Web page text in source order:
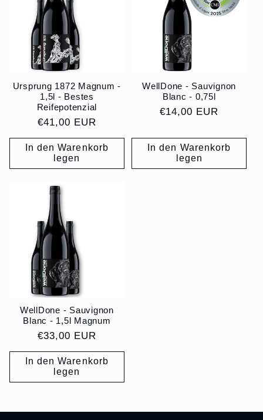
Ursprung 1872 Magnum -
1,5l - Bestes
Reifepotenzial
Normaler
Preis
€41,00 EUR
In den Warenkorb
legen
WellDone - Sauvignon
Blanc - 0,75l
Normaler
€14,00 EUR
In den Warenkorb
legen
WellDone - Sauvignon
Blanc - 1,5l Magnum
Normaler
Preis
€33,00 EUR
In den Warenkorb
legen